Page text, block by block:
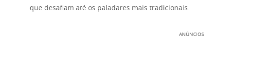
que desafiam até os paladares mais tradicionais.
ANÚNCIOS